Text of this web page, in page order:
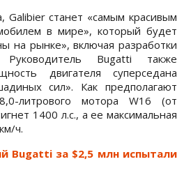
станет «самым красивым
в мире», который будет
на рынке», включая разработки
Руководитель Bugatti также
двигателя суперседана
сил». Как предполагают
литрового мотора W16 (от
1400 л.с., а ее максимальная
ч.
Bugatti за $2,5 млн испытали